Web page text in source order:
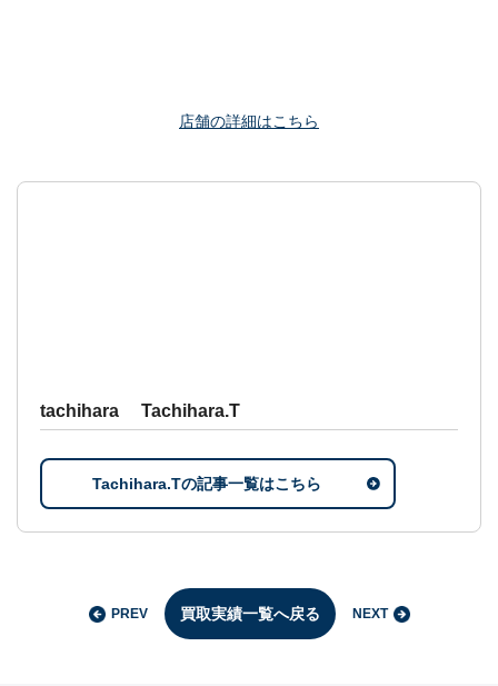
店舗の詳細はこちら
tachihara Tachihara.T
Tachihara.Tの記事一覧はこちら
PREV 買取実績一覧へ戻る NEXT